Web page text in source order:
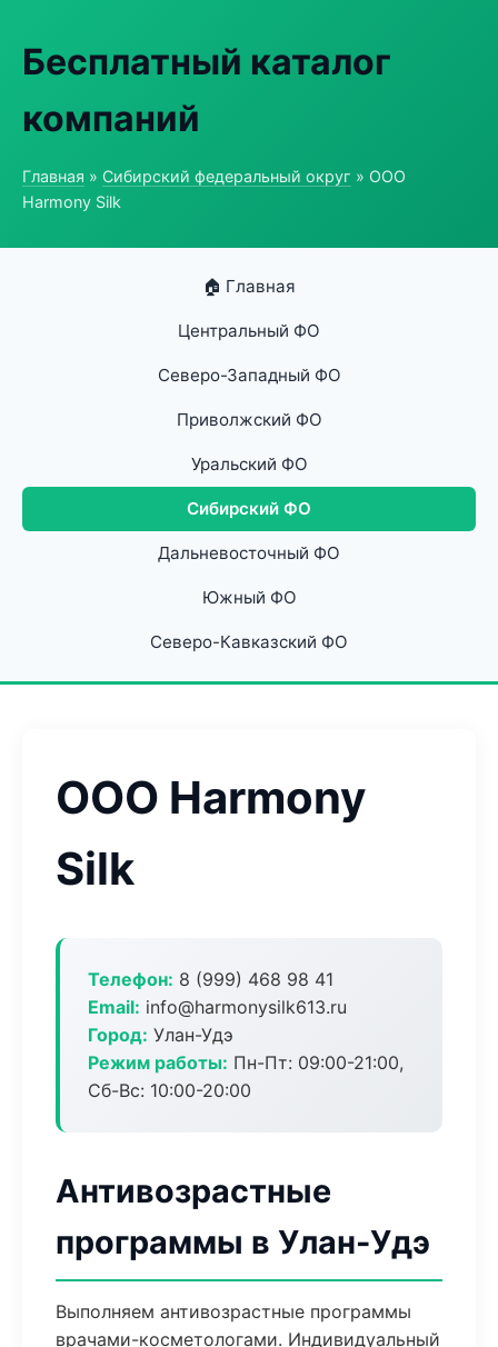
Бесплатный каталог
компаний
Главная » Сибирский федеральный округ » ООО
Harmony Silk
🏠 Главная
Центральный ФО
Северо-Западный ФО
Приволжский ФО
Уральский ФО
Сибирский ФО
Дальневосточный ФО
Южный ФО
Северо-Кавказский ФО
ООО Harmony
Silk
Телефон: 8 (999) 468 98 41
Email: info@harmonysilk613.ru
Город: Улан-Удэ
Режим работы: Пн-Пт: 09:00-21:00,
Сб-Вс: 10:00-20:00
Антивозрастные
программы в Улан-Удэ
Выполняем антивозрастные программы
врачами-косметологами. Индивидуальный